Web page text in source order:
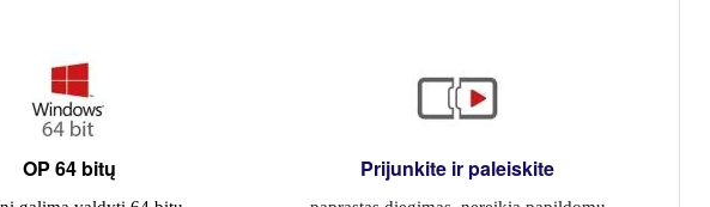
OP 64 bitų Prijunkite ir paleiskite